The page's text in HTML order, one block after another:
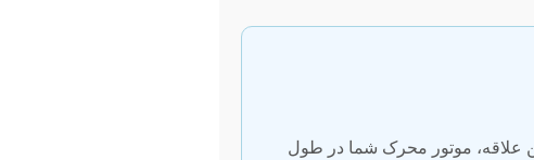
علاقه، موتور محرک شما در طول